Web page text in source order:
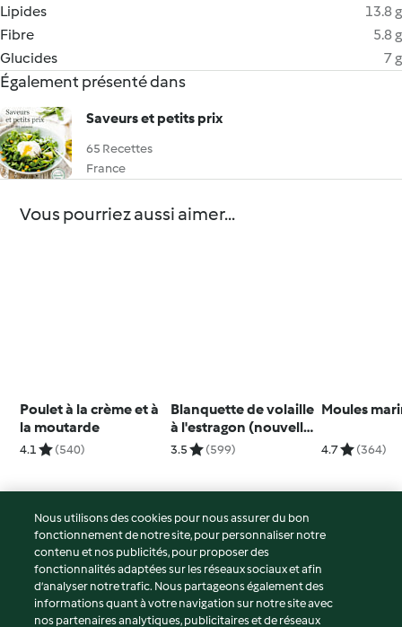
Lipides
13.8 g
Fibre
5.8 g
Glucides
7 g
Également présenté dans
Saveurs et petits prix
65 Recettes
France
Vous pourriez aussi aimer...
Poulet à la crème et à
la moutarde
4.1 (540)
Blanquette de volaille
à l'estragon (nouvelle
recette)
3.5 (599)
Moules
4.7 (364)
© Copyright 2026
Conditions d'utilisation
Politique de confidentialité
Non-responsabilité
Nous utilisons des cookies pour nous assurer du bon
fonctionnement de notre site, pour personnaliser notre
contenu et nos publicités, pour proposer des
fonctionnalités adaptées sur les réseaux sociaux et afin
d’analyser notre trafic. Nous partageons également des
informations quant à votre navigation sur notre site avec
nos partenaires analytiques, publicitaires et de réseaux